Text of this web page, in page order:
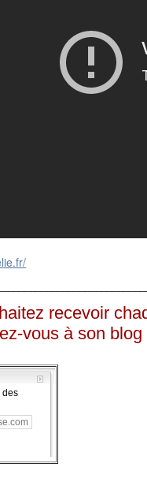
recevoir
vous à son blog
des